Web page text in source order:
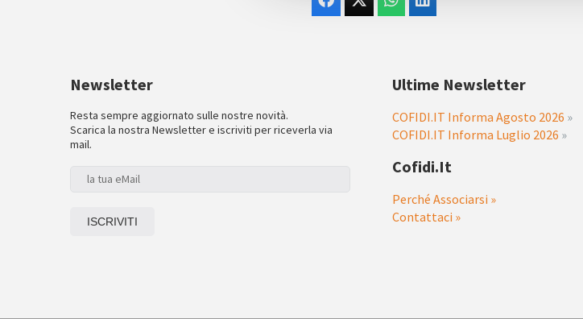
Newsletter
Resta sempre aggiornato sulle nostre novità.
Scarica la nostra Newsletter e iscriviti per riceverla via
mail.
Ultime Newsletter
COFIDI.IT Informa Agosto 2026 »
COFIDI.IT Informa Luglio 2026 »
Cofidi.it
Perché Associarsi »
Contattaci »